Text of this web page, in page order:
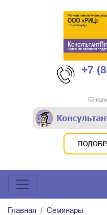
+7
Главная
Семинары